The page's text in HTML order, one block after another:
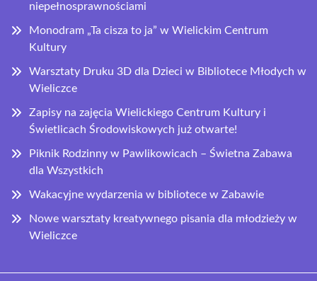
niepełnosprawnościami
Monodram „Ta cisza to ja” w Wielickim Centrum
Kultury
Warsztaty Druku 3D dla Dzieci w Bibliotece Młodych w
Wieliczce
Zapisy na zajęcia Wielickiego Centrum Kultury i
Świetlicach Środowiskowych już otwarte!
Piknik Rodzinny w Pawlikowicach – Świetna Zabawa
dla Wszystkich
Wakacyjne wydarzenia w bibliotece w Zabawie
Nowe warsztaty kreatywnego pisania dla młodzieży w
Wieliczce